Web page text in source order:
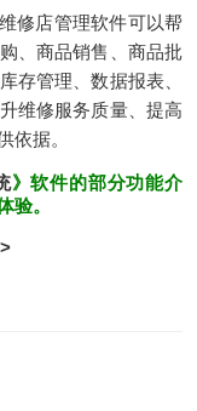
修店管理软件可以帮
、 商品销售
、商品批
存管理、数据报表、
维修服务质量、提高
依据。
》软件的部分功能介
验。